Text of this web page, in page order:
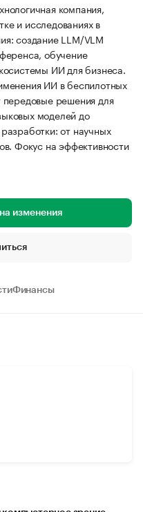
компания,
и исследованиях в
создание LLM/VLM
обучение
ИИ для бизнеса.
ИИ в беспилотных
решения для
моделей до
от научных
Фокус на эффективности
изменения
Финансы